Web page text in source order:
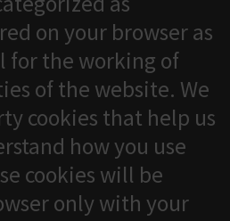
on your browser as
for the working of
of the website. We
cookies that help us
how you use
cookies will be
only with your